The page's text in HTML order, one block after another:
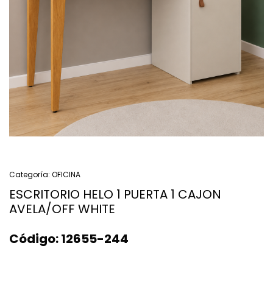
Categoría: OFICINA
ESCRITORIO HELO 1 PUERTA 1 CAJON
AVELA/OFF WHITE
Código:12655-244